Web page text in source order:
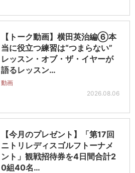
【トーク動画】横田英治編⑥本
当に役立つ練習は“つまらない”
レッスン・オブ・ザ・イヤーが
語るレッスン…
動画
2026.08.06
【今月のプレゼント】「第17回
ニトリレディスゴルフトーナメ
ント」観戦招待券を4日間合計2
0組40名…